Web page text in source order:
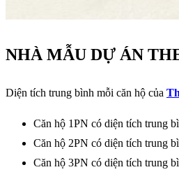
NHÀ MẪU DỰ ÁN
Diện tích trung bình mỗi căn hộ của
Căn hộ 1PN có diện tích trung
Căn hộ 2PN có diện tích trung
Căn hộ 3PN có diện tích trung